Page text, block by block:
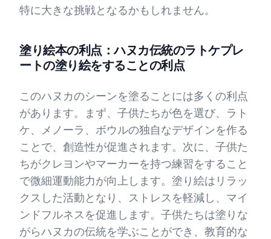
特に大きな挑戦となるかもしれません。
塗り絵本の利点：ハヌカ伝統のラトケプレ
ートの塗り絵をすることの利点
このハヌカのシーンを塗ることには多くの利点
があります。まず、子供たちが色を選び、ラト
ケ、メノーラ、ボウルの独自なデザインを作る
ことで、創造性が促進されます。次に、子供た
ちがクレヨンやマーカーを持つ練習をすること
で微細運動能力が向上します。塗り絵はリラッ
クスした活動となり、ストレスを軽減し、マイ
ンドフルネスを促進します。子供たちは塗りな
がらハヌカの伝統を学ぶことができ、教育的な